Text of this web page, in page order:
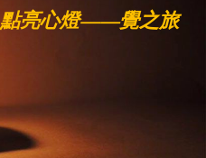
點亮心燈——覺之旅